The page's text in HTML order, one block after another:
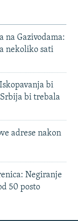
na Gazivodama:
nekoliko sati
bi
bi trebala
adrese nakon
Negiranje
50 posto